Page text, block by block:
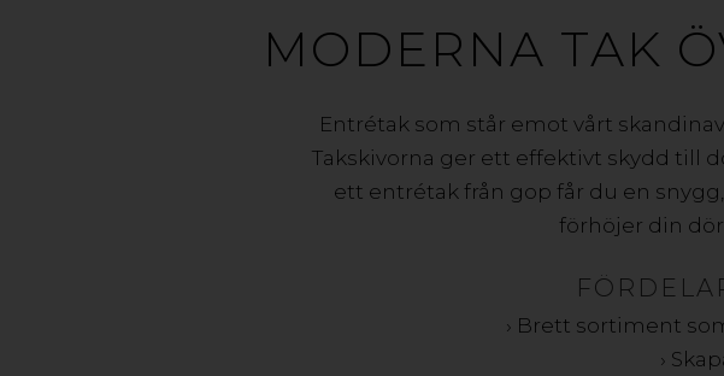
MODERNA TAK
Entrétak som står emot vårt
Takskivorna ger ett effektivt skydd till
ett entrétak från gop får du en
förhöjer din
› Brett sortiment
›